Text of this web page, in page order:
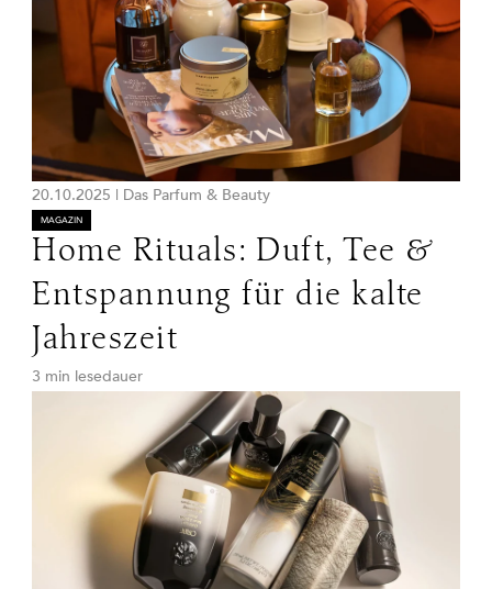
20.10.2025 | Das Parfum & Beauty
MAGAZIN
Home Rituals: Duft, Tee &
Entspannung für die kalte
Jahreszeit
3 min lesedauer